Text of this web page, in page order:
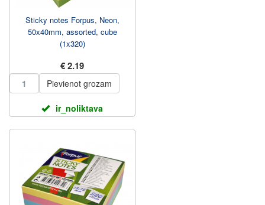
Sticky notes Forpus, Neon,
50x40mm, assorted, cube
(1x320)
€ 2.19
Pievienot grozam
ir_noliktava